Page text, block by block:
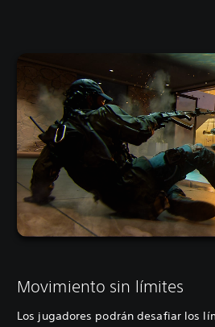
Movimiento sin límites
Los jugadores podrán desafiar los